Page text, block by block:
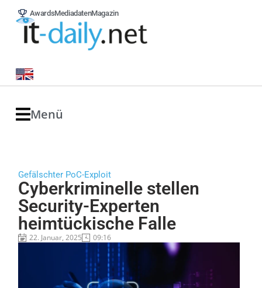
AwardsMediadatenMagazin
Menü
Gefälschter PoC-Exploit
Cyberkriminelle stellen
Security-Experten
heimtückische Falle
22. Januar, 2025 09:16